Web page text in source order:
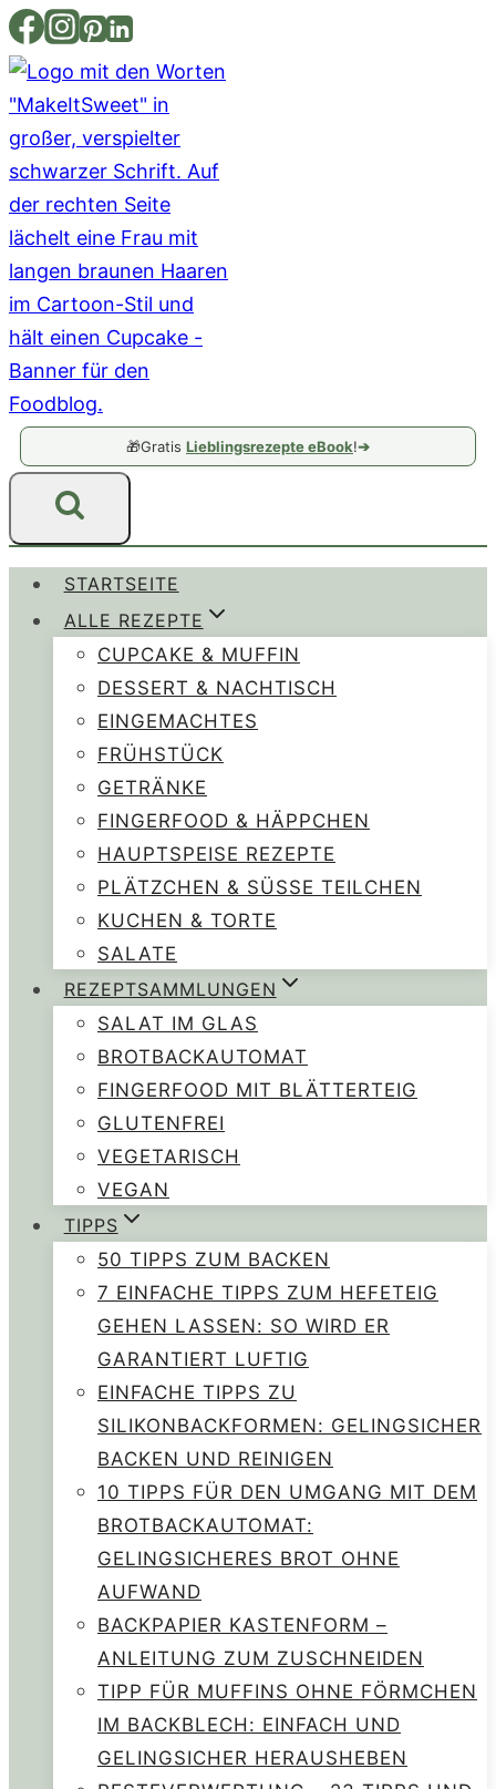
Zum
Inhalt
springen
🎁Gratis Lieblingsrezepte eBook!➔
STARTSEITE
ALLE REZEPTE
CUPCAKE & MUFFIN
DESSERT & NACHTISCH
EINGEMACHTES
FRÜHSTÜCK
GETRÄNKE
FINGERFOOD & HÄPPCHEN
HAUPTSPEISE REZEPTE
PLÄTZCHEN & SÜSSE TEILCHEN
KUCHEN & TORTE
SALATE
REZEPTSAMMLUNGEN
SALAT IM GLAS
BROTBACKAUTOMAT
FINGERFOOD MIT BLÄTTERTEIG
GLUTENFREI
VEGETARISCH
VEGAN
TIPPS
50 TIPPS ZUM BACKEN
7 EINFACHE TIPPS ZUM HEFETEIG
GEHEN LASSEN: SO WIRD ER
GARANTIERT LUFTIG
EINFACHE TIPPS ZU
SILIKONBACKFORMEN: GELINGSICHER
BACKEN UND REINIGEN
10 TIPPS FÜR DEN UMGANG MIT DEM
BROTBACKAUTOMAT:
GELINGSICHERES BROT OHNE
AUFWAND
BACKPAPIER KASTENFORM –
ANLEITUNG ZUM ZUSCHNEIDEN
TIPP FÜR MUFFINS OHNE FÖRMCHEN
IM BACKBLECH: EINFACH UND
GELINGSICHER HERAUSHEBEN